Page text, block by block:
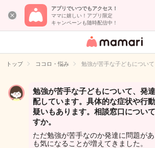
アプリでいつでもアクセス！
ママに嬉しい！アプリ限定
キャンペーンも随時配信中！
女性専用匿名QA
イト
トップ ココロ・悩み 勉強が苦手な子どもについ
勉強が苦手な子どもについて、発
配しています。具体的な症状や行
疑いもあります。相談窓口につい
すか。
ただ勉強が苦手なのか発達に問題が
も気になることが増えてきました。